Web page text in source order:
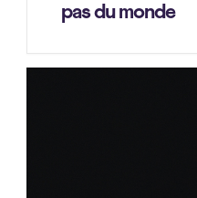
pas du monde